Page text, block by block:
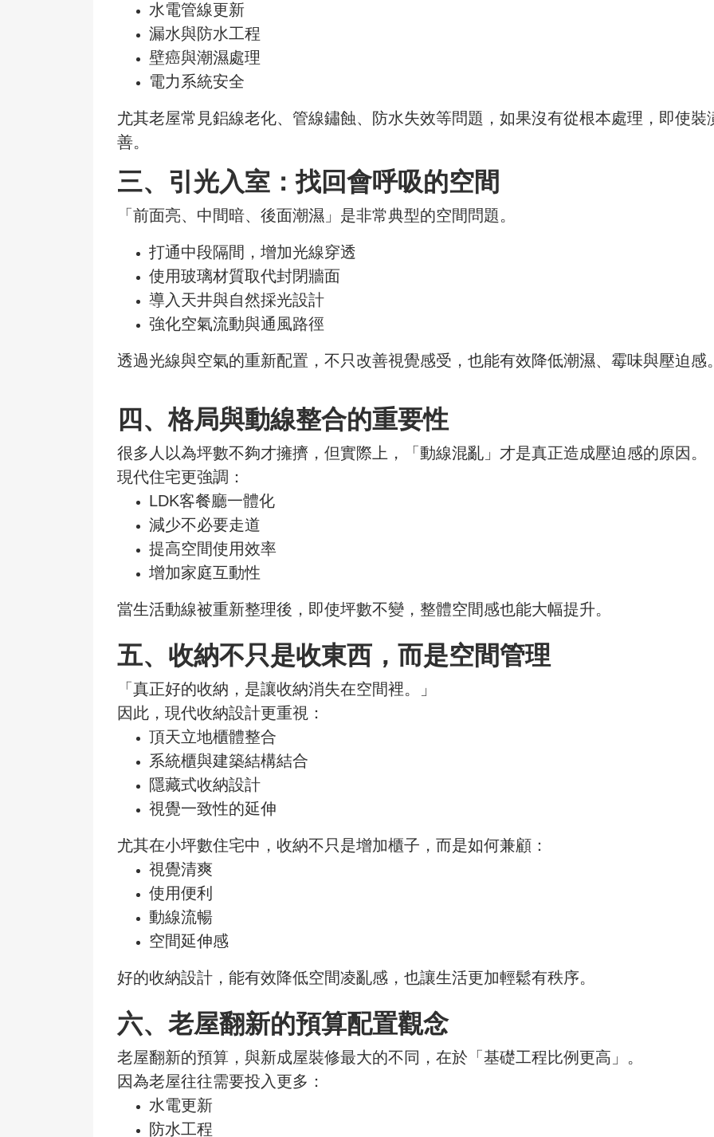
水電管線更新
漏水與防水工程
壁癌與潮濕處理
電力系統安全
尤其老屋常見鋁線老化、管線鏽蝕、防水失效等問題，如果沒有從根本處理，即使
善。
三、 引光入室：找回會呼吸的空間
「前面亮、中間暗、後面潮濕」是非常典型的空間問題。
打通中段隔間，增加光線穿透
使用玻璃材質取代封閉牆面
導入天井與自然採光設計
強化空氣流動與通風路徑
透過光線與空氣的重新配置，不只改善視覺感受，也能有效降低潮濕、霉味與壓迫感
四、格局與動線整合的重要性
很多人以為坪數不夠才擁擠，但實際上，「動線混亂」才是真正造成壓迫感的原因。
現代住宅更強調：
LDK客餐廳一體化
減少不必要走道
提高空間使用效率
增加家庭互動性
當生活動線被重新整理後，即使坪數不變，整體空間感也能大幅提升。
五、 收納不只是收東西，而是空間管理
「真正好的收納，是讓收納消失在空間裡。」
因此，現代收納設計更重視：
頂天立地櫃體整合
系統櫃與建築結構結合
隱藏式收納設計
視覺一致性的延伸
尤其在小坪數住宅中，收納不只是增加櫃子，而是如何兼顧：
視覺清爽
使用便利
動線流暢
空間延伸感
好的收納設計，能有效降低空間凌亂感，也讓生活更加輕鬆有秩序。
六、 老屋翻新的預算配置觀念
老屋翻新的預算，與新成屋裝修最大的不同，在於「基礎工程比例更高」。
因為老屋往往需要投入更多：
水電更新
防水工程